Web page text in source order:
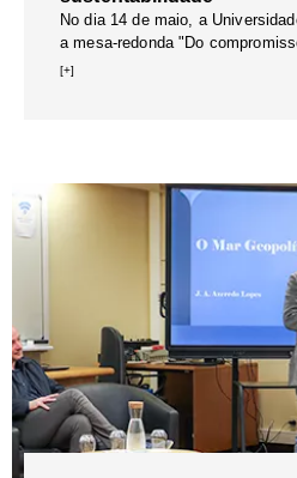
No dia 14 de maio, a
a mesa-redonda "Do
[+]